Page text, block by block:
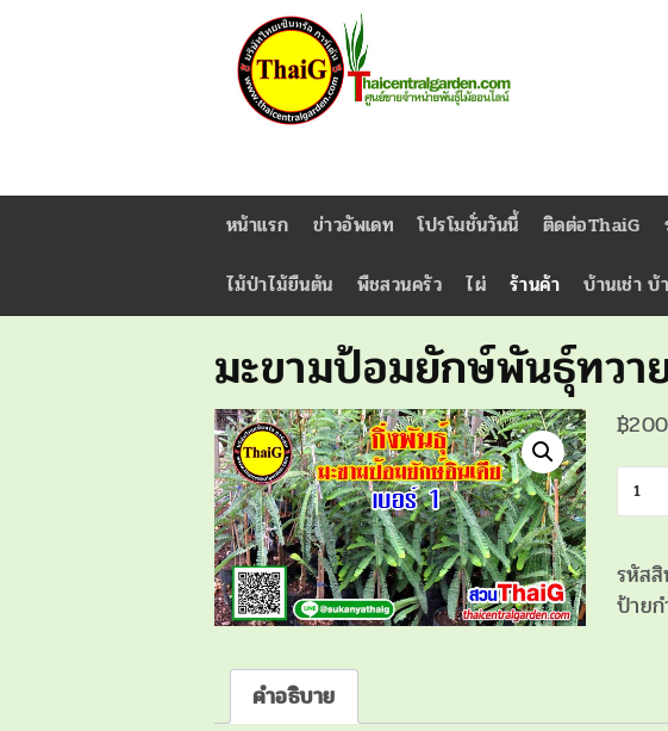
หน้าแรก ข่าวอัพเดท โปรโมชั่นวันนี้ ติดต่อThaiG
ไม้ป่าไม้ยืนต้น
พืชสวนครัว ไผ่ ร้านค้า บ้านเช่า
มะขามป้อมยักษ์พันธุ์ทวา
฿200
มะขาม
ยักษ์
พันธุ์
รหัส
ป้าย
คำอธิบาย